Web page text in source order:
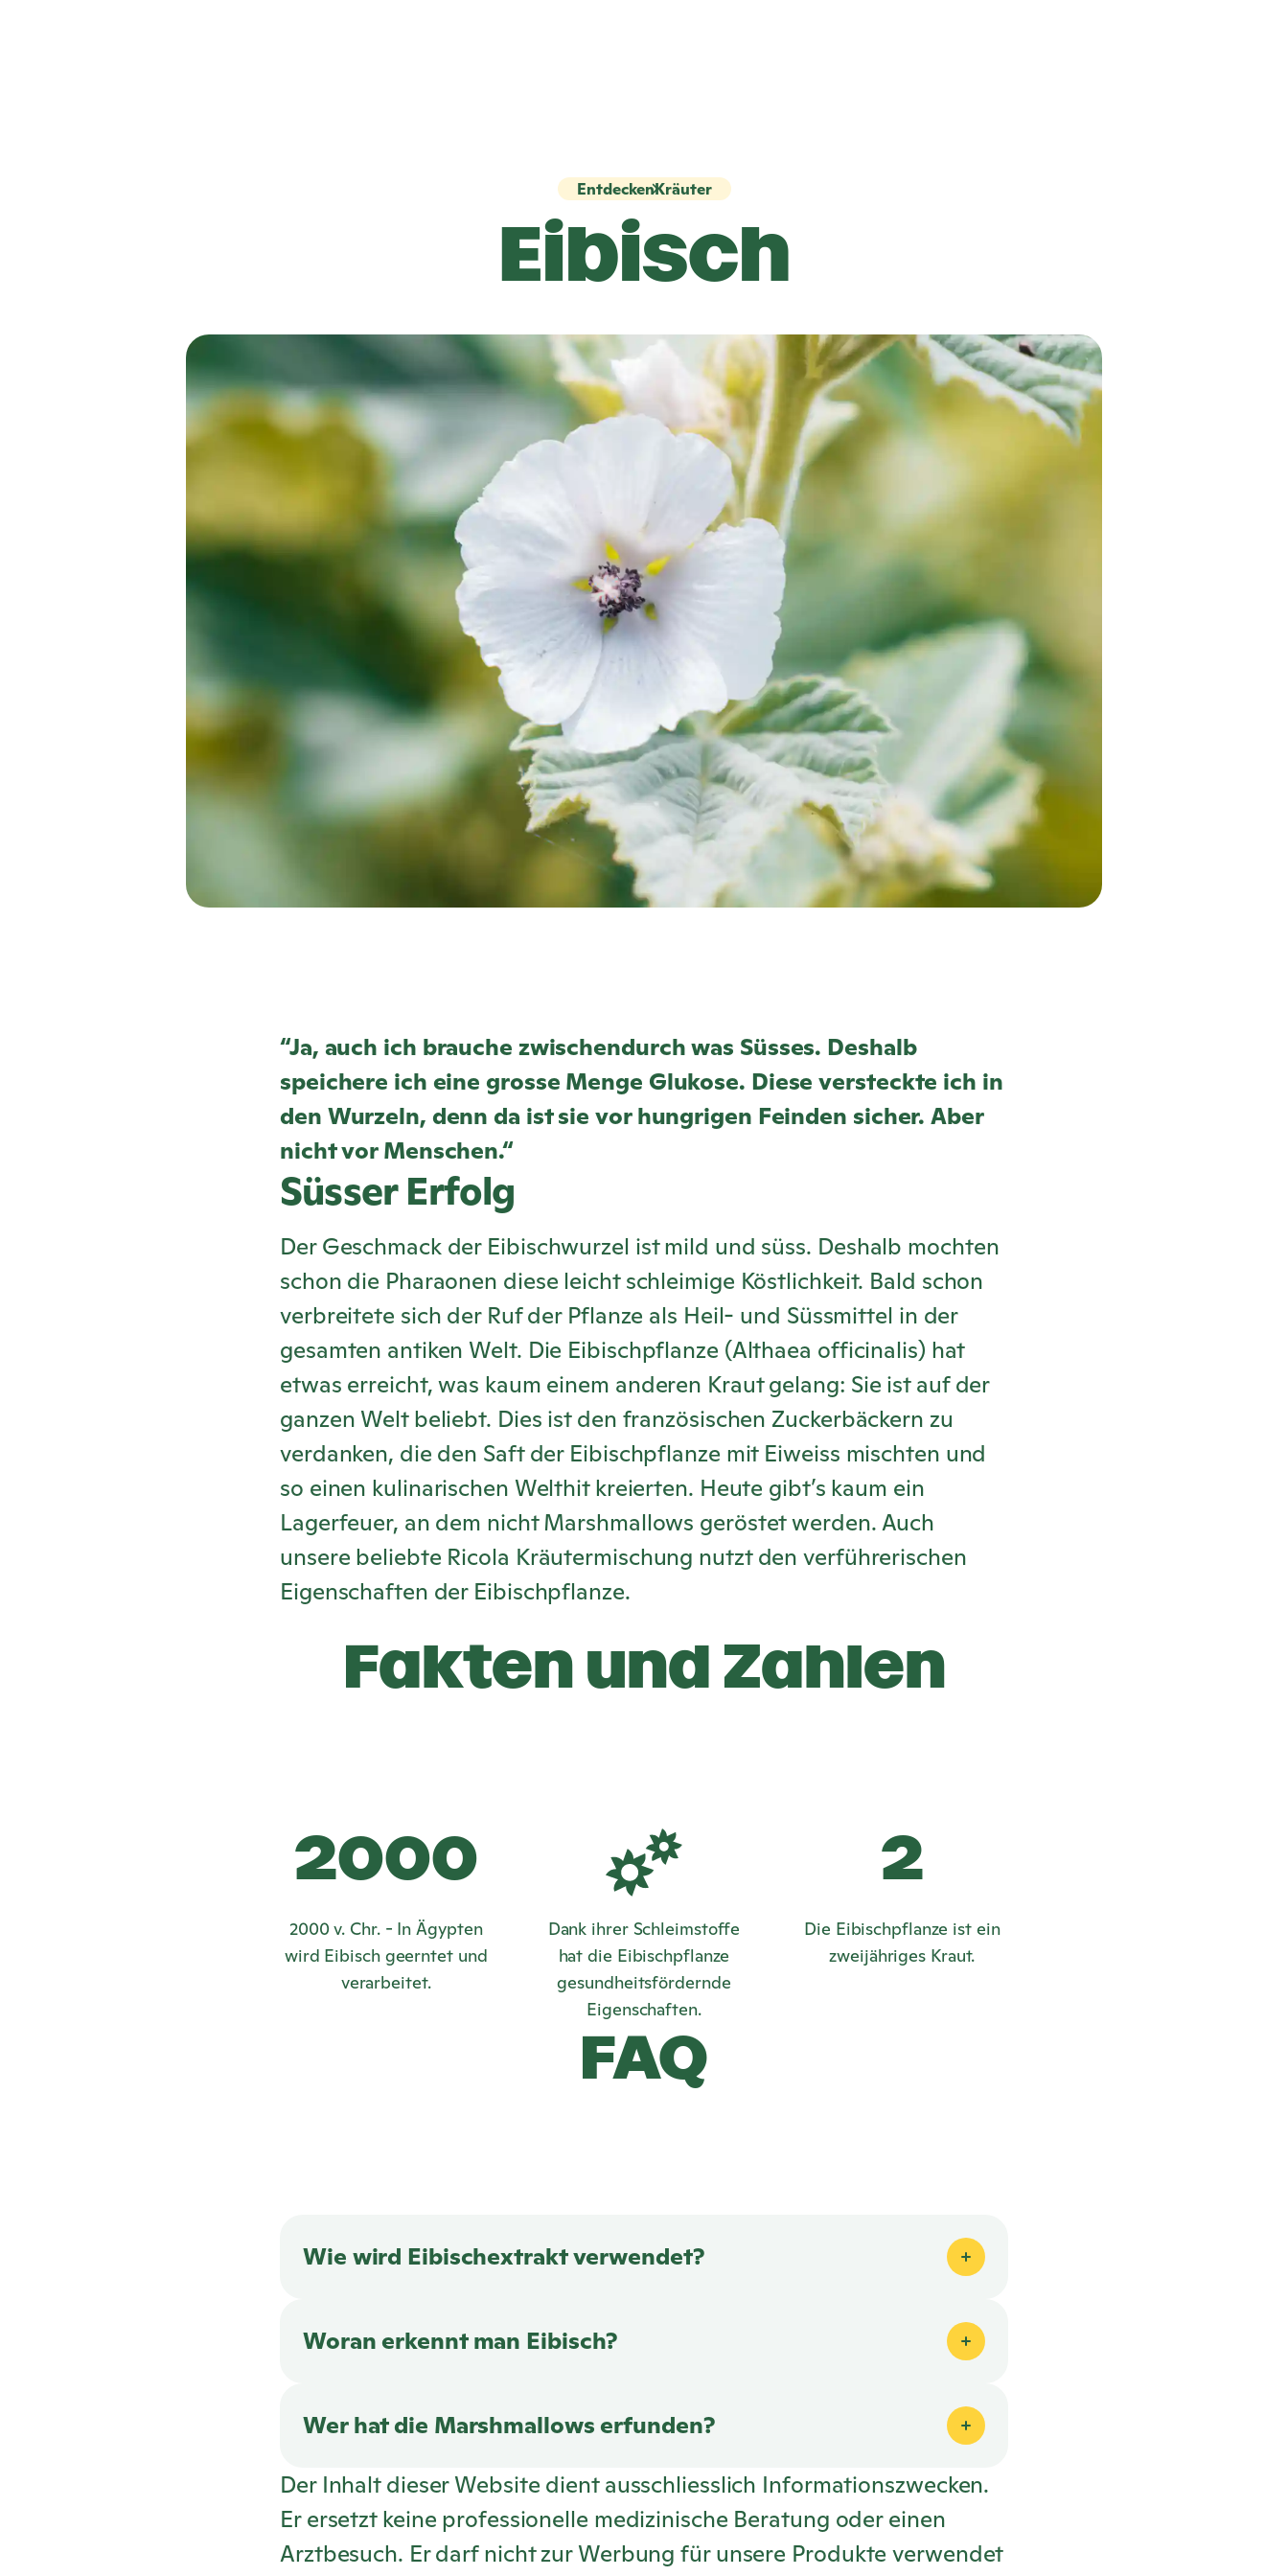
Eibisch
EntdeckenKräuter
“Ja, auch ich brauche zwischendurch was Süsses. Deshalb
speichere ich eine grosse Menge Glukose. Diese versteckte ich in
den Wurzeln, denn da ist sie vor hungrigen Feinden sicher. Aber
nicht vor Menschen.“
Süsser Erfolg
Der Geschmack der Eibischwurzel ist mild und süss. Deshalb mochten
schon die Pharaonen diese leicht schleimige Köstlichkeit. Bald schon
verbreitete sich der Ruf der Pflanze als Heil- und Süssmittel in der
gesamten antiken Welt. Die Eibischpflanze (Althaea officinalis) hat
etwas erreicht, was kaum einem anderen Kraut gelang: Sie ist auf der
ganzen Welt beliebt. Dies ist den französischen Zuckerbäckern zu
verdanken, die den Saft der Eibischpflanze mit Eiweiss mischten und
so einen kulinarischen Welthit kreierten. Heute gibt’s kaum ein
Lagerfeuer, an dem nicht Marshmallows geröstet werden. Auch
unsere beliebte Ricola Kräutermischung nutzt den verführerischen
Eigenschaften der Eibischpflanze.
Fakten und Zahlen
2000
2000 v. Chr. - In Ägypten
wird Eibisch geerntet und
verarbeitet.
Dank ihrer Schleimstoffe
hat die Eibischpflanze
gesundheitsfördernde
Eigenschaften.
2
Die Eibischpflanze ist ein
zweijähriges Kraut.
FAQ
Wie wird Eibischextrakt verwendet?
Woran erkennt man Eibisch?
Wer hat die Marshmallows erfunden?
Der Inhalt dieser Website dient ausschliesslich Informationszwecken.
Er ersetzt keine professionelle medizinische Beratung oder einen
Arztbesuch. Er darf nicht zur Werbung für unsere Produkte verwendet